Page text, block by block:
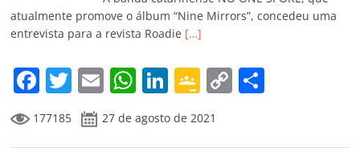
ro
o
m
atualmente promove o álbum “Nine Mirrors”, concedeu uma
entrevista para a revista Roadie […]
F
a
c
T
w
itt
E
m
ai
W
at
Li
n
k
G
o
o
C
177185 27 de agosto de 2021